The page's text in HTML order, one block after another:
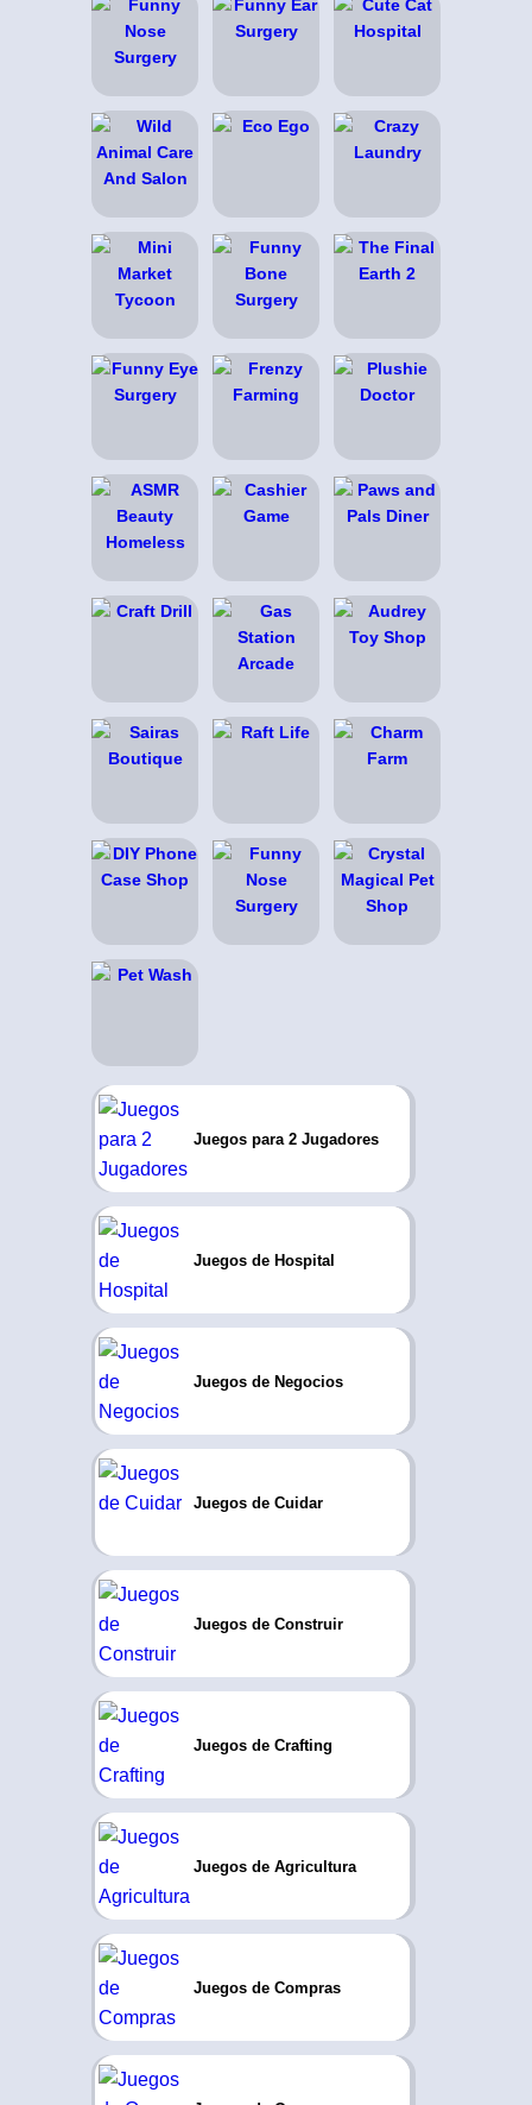
Juegos para 2 Jugadores
Juegos de Hospital
Juegos de Negocios
Juegos de Cuidar
Juegos de Construir
Juegos de Crafting
Juegos de Agricultura
Juegos de Compras